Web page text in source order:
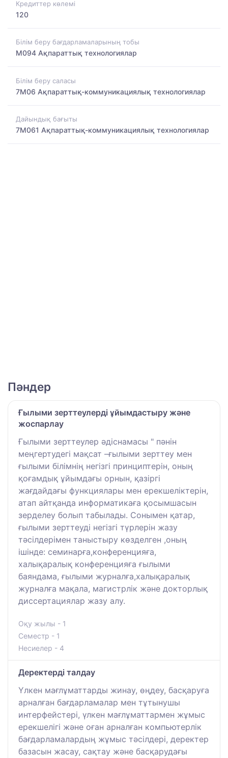
Кредиттер көлемі
120
Білім беру бағдарламаларының тобы
M094 Ақпараттық технологиялар
Білім беру саласы
7M06 Ақпараттық-коммуникациялық технологиялар
Дайындық бағыты
7M061 Ақпараттық-коммуникациялық технологиялар
Пәндер
Ғылыми зерттеулерді ұйымдастыру және
жоспарлау
Ғылыми зерттеулер әдіснамасы " пәнін
меңгертудегі мақсат –ғылыми зерттеу мен
ғылыми білімнің негізгі принциптерін, оның
қоғамдық ұйымдағы орнын, қазіргі
жағдайдағы функциялары мен ерекшеліктерін,
атап айтқанда информатикаға қосымшасын
зерделеу болып табылады. Сонымен қатар,
ғылыми зерттеуді негізгі түрлерін жазу
тәсілдерімен таныстыру көзделген ,оның
ішінде: семинарға,конференцияға,
халықаралық конференцияға ғылыми
баяндама, ғылыми журналға,халықаралық
журналға мақала, магистрлік және докторлық
диссертациялар жазу алу.
Оқу жылы - 1
Семестр - 1
Несиелер - 4
Деректерді талдау
Үлкен мағлұматтарды жинау, өңдеу, басқаруға
арналған бағдарламалар мен тұтынушы
интерфейстері, үлкен мағлұматтармен жұмыс
ерекшелігі және оған арналған компьютерлік
бағдарламалардың жұмыс тәсілдері, деректер
базасын жасау, сақтау және басқарудағы